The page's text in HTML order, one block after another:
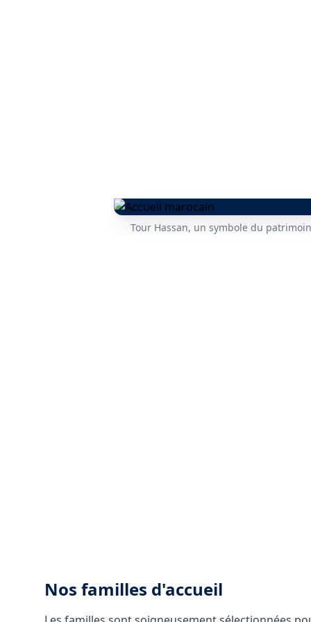
Tour Hassan, un symbole du
Nos familles d'accueil